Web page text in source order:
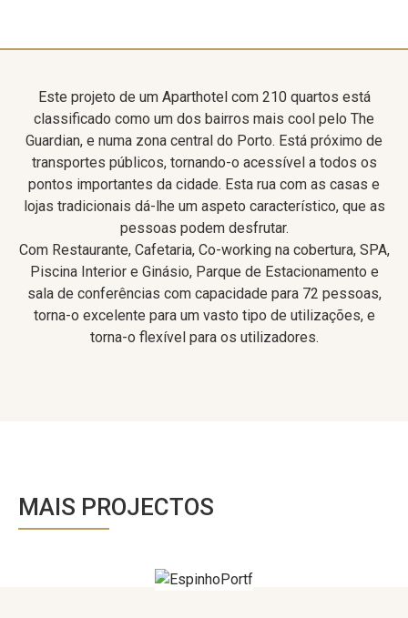
Este projeto de um Aparthotel com 210 quartos está
classificado como um dos bairros mais cool pelo The
Guardian, e numa zona central do Porto. Está próximo de
transportes públicos, tornando-o acessível a todos os
pontos importantes da cidade. Esta rua com as casas e
lojas tradicionais dá-lhe um aspeto característico, que as
pessoas podem desfrutar.
Com Restaurante, Cafetaria, Co-working na cobertura, SPA,
Piscina Interior e Ginásio, Parque de Estacionamento e
sala de conferências com capacidade para 72 pessoas,
torna-o excelente para um vasto tipo de utilizações, e
torna-o flexível para os utilizadores.
MAIS PROJECTOS